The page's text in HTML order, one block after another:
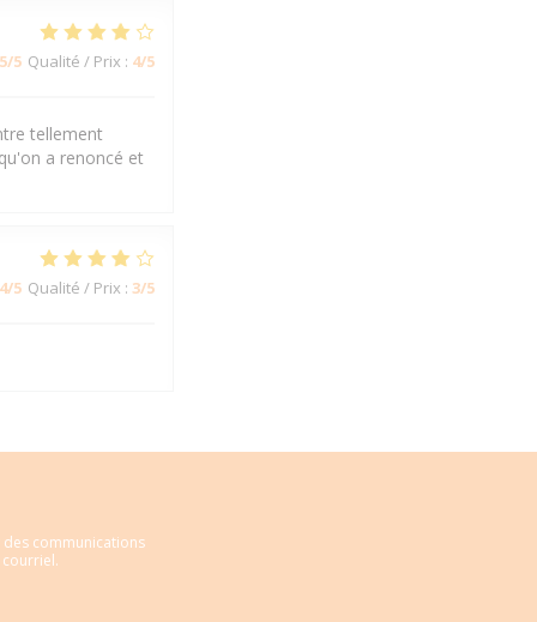
5/5 Qualité / Prix : 4/5
tellement
a renoncé et
4/5 Qualité / Prix : 3/5
communications